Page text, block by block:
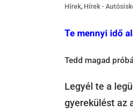
Hírek, Hírek -
Te mennyi idő
Tedd magad
Legyél te a
gyerekülést az